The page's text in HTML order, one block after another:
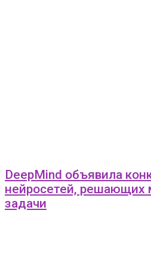
DeepMind объявила
нейросетей, решающих
задачи